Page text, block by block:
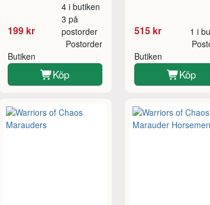
199 kr
4 i butiken
3 på
postorder
Butiken
Postorder
Köp
515 kr 1 i
Butiken
Köp